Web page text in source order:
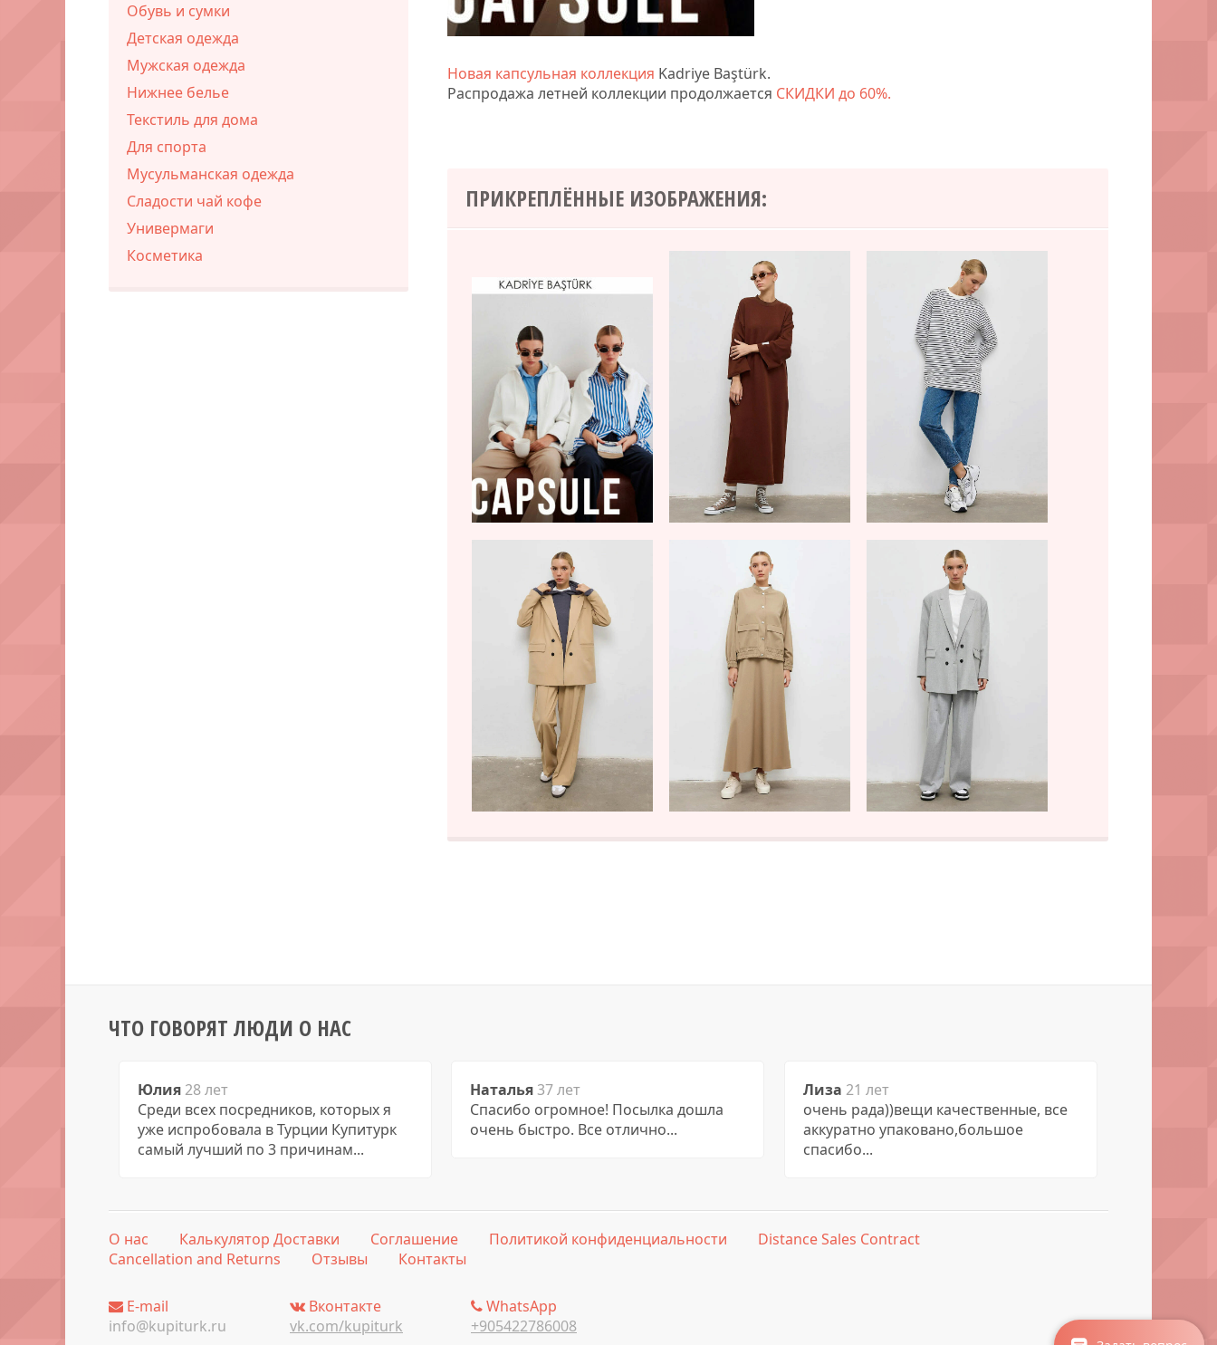
Новая капсульная коллекция Kadriye Baştürk.
Распродажа летней коллекции продолжается СКИДКИ до 60%.
ПРИКРЕПЛЁННЫЕ ИЗОБРАЖЕНИЯ:
Обувь и сумки
Детская одежда
Мужская одежда
Нижнее белье
Текстиль для дома
Для спорта
Мусульманская одежда
Сладости чай кофе
Универмаги
Косметика
ЧТО ГОВОРЯТ ЛЮДИ О НАС
Юлия 28 лет
Среди всех посредников, которых я
уже испробовала в Турции Купитурк
самый лучший по 3 причинам...
Наталья37 лет
Спасибо огромное! Посылка дошла
очень быстро. Все отлично...
Лиза 21 лет
очень рада))вещи качественные, все
аккуратно упаковано,большое
спасибо...
О нас Калькулятор Доставки Соглашение Политикой конфиденциальности
Distance Sales Contract
Cancellation and Returns
Отзывы Контакты
E-mail
info@kupiturk.ru
Вконтакте
vk.com/kupiturk
WhatsApp
+905422786008